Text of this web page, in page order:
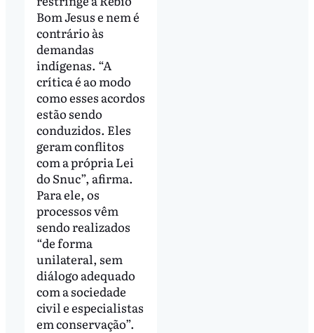
Bom Jesus e nem é
contrário às
demandas
indígenas. “A
crítica é ao modo
como esses acordos
estão sendo
conduzidos. Eles
geram conflitos
com a própria Lei
do Snuc”, afirma.
Para ele, os
processos vêm
sendo realizados
“de forma
unilateral, sem
diálogo adequado
com a sociedade
civil e especialistas
em conservação”.